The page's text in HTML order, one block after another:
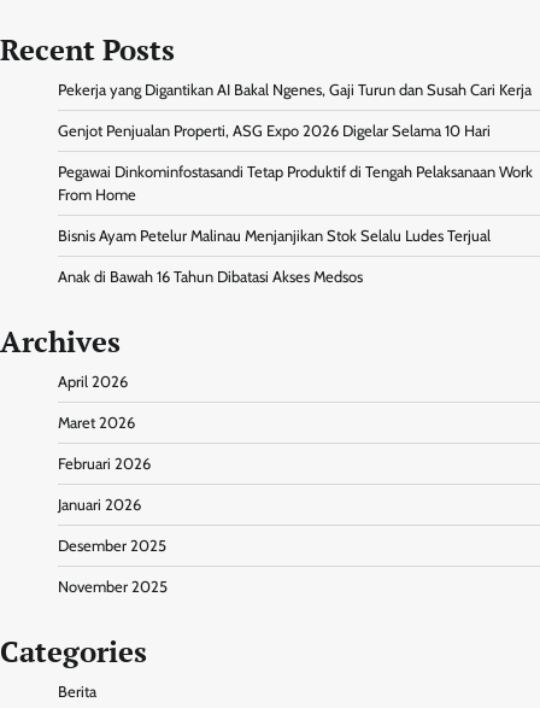
Recent Posts
Pekerja yang Digantikan AI Bakal Ngenes, Gaji Turun dan Susah Cari Kerja
Genjot Penjualan Properti, ASG Expo 2026 Digelar Selama 10 Hari
Pegawai Dinkominfostasandi Tetap Produktif di Tengah Pelaksanaan Work
From Home
Bisnis Ayam Petelur Malinau Menjanjikan Stok Selalu Ludes Terjual
Anak di Bawah 16 Tahun Dibatasi Akses Medsos
Archives
April 2026
Maret 2026
Februari 2026
Januari 2026
Desember 2025
November 2025
Categories
Berita